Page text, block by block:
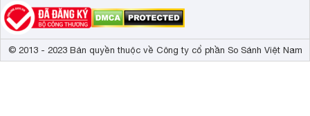
© 2013 - 2023 Bản quyền thuộc về Công ty cổ phần So Sánh Việt Nam